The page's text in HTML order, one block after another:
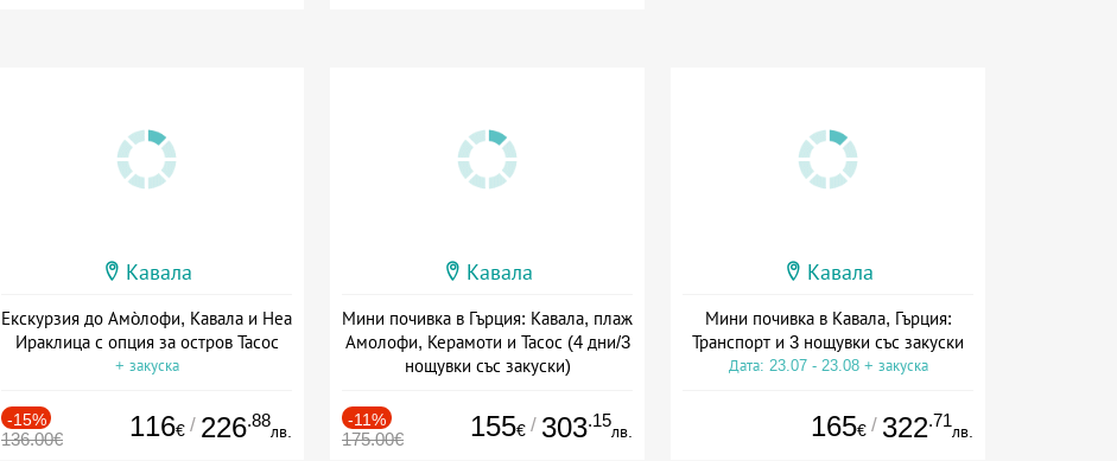
Кавала
Екскурзия до Амо̀лофи, Кавала и Неа
Ираклица с опция за остров Тасос
+ закуска
-15%
136.00€ 116€ / 226.88
лв.
Кавала
Мини почивка в Гърция: Кавала, плаж
Амолофи, Керамоти и Тасос (4 дни/3
нощувки със закуски)
-11%
175.00€ 155€ / 303.15
лв.
Кавала
Мини почивка в Кавала, Гърция:
Транспорт и 3 нощувки със закуски
Дата: 23.07 - 23.08 + закуска
165€ / 322.71
лв.